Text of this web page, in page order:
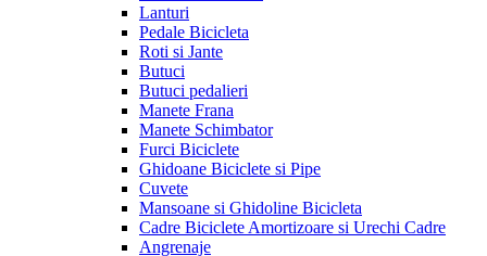
Lanturi
Pedale Bicicleta
Roti si Jante
Butuci
Butuci pedalieri
Manete Frana
Manete Schimbator
Furci Biciclete
Ghidoane Biciclete si Pipe
Cuvete
Mansoane si Ghidoline Bicicleta
Cadre Biciclete Amortizoare si Urechi Cadre
Angrenaje